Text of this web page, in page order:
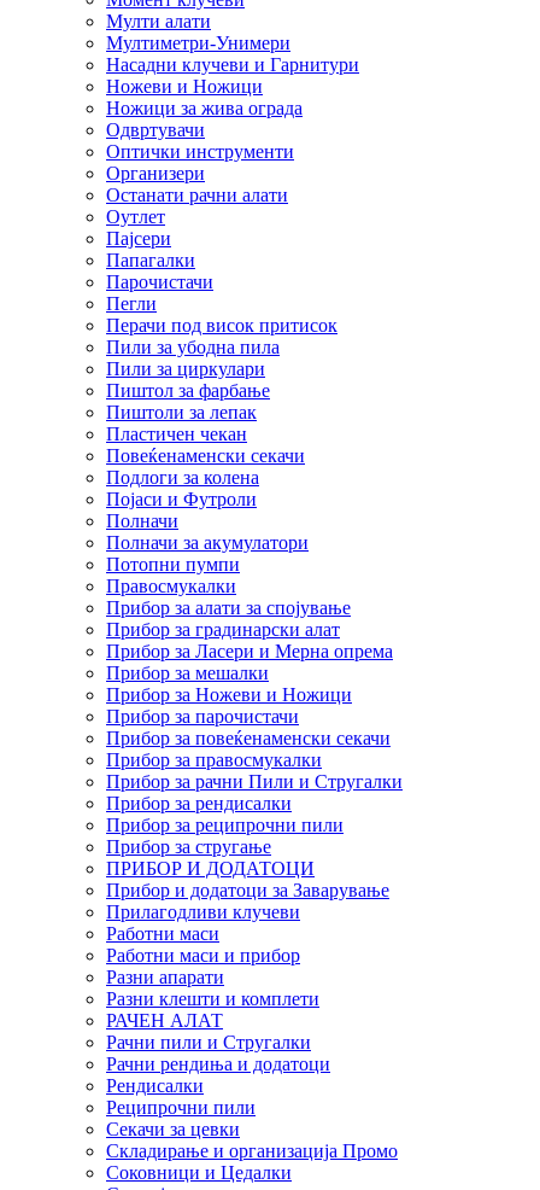
Мулти алати
Мултиметри-Унимери
Насадни клучеви и Гарнитури
Ножеви и Ножици
Ножици за жива ограда
Одвртувачи
Оптички инструменти
Организери
Останати рачни алати
Оутлет
Пајсери
Папагалки
Парочистачи
Пегли
Перачи под висок притисок
Пили за убодна пила
Пили за циркулари
Пиштол за фарбање
Пиштоли за лепак
Пластичен чекан
Повеќенаменски секачи
Подлоги за колена
Појаси и Футроли
Полначи
Полначи за акумулатори
Потопни пумпи
Правосмукалки
Прибор за алати за спојување
Прибор за градинарски алат
Прибор за Ласери и Мерна опрема
Прибор за мешалки
Прибор за Ножеви и Ножици
Прибор за парочистачи
Прибор за повеќенаменски секачи
Прибор за правосмукалки
Прибор за рачни Пили и Стругалки
Прибор за рендисалки
Прибор за реципрочни пили
Прибор за стругање
ПРИБОР И ДОДАТОЦИ
Прибор и додатоци за Заварување
Прилагодливи клучеви
Работни маси
Работни маси и прибор
Разни апарати
Разни клешти и комплети
РАЧЕН АЛАТ
Рачни пили и Стругалки
Рачни рендиња и додатоци
Рендисалки
Реципрочни пили
Секачи за цевки
Складирање и организација Промо
Соковници и Цедалки